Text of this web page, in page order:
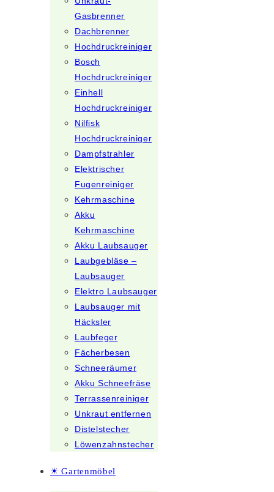
Gasbrenner
Dachbrenner
Hochdruckreiniger
Bosch
Hochdruckreiniger
Einhell
Hochdruckreiniger
Nilfisk
Hochdruckreiniger
Dampfstrahler
Elektrischer
Fugenreiniger
Kehrmaschine
Akku
Kehrmaschine
Akku Laubsauger
Laubgebläse –
Laubsauger
Elektro Laubsauger
Laubsauger mit
Häcksler
Laubfeger
Fächerbesen
Schneeräumer
Akku Schneefräse
Terrassenreiniger
Unkraut entfernen
Distelstecher
Löwenzahnstecher
☀ Gartenmöbel